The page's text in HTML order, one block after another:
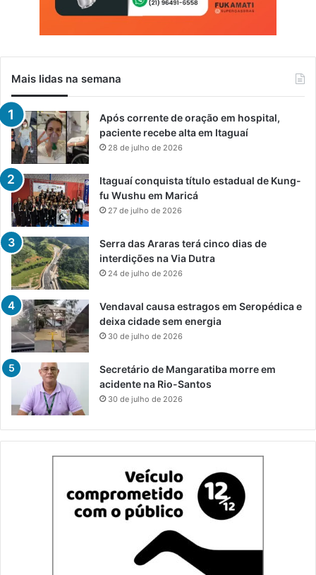
Mais lidas na semana
Após corrente de oração em hospital,
paciente recebe alta em Itaguaí
28 de julho de 2026
Itaguaí conquista título estadual de Kung-
fu Wushu em Maricá
27 de julho de 2026
Serra das Araras terá cinco dias de
interdições na Via Dutra
24 de julho de 2026
Vendaval causa estragos em Seropédica e
deixa cidade sem energia
30 de julho de 2026
Secretário de Mangaratiba morre em
acidente na Rio-Santos
30 de julho de 2026